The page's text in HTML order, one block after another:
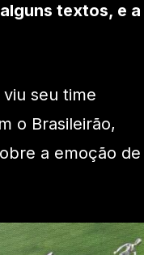
textos, e a
seu time
o Brasileirão,
a emoção de